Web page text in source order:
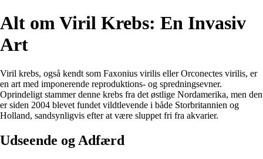
Alt om Viril Krebs: En Invasiv
Art
Viril krebs, også kendt som Faxonius virilis eller Orconectes virilis, er
en art med imponerende reproduktions- og spredningsevner.
Oprindeligt stammer denne krebs fra det østlige Nordamerika, men den
er siden 2004 blevet fundet vildtlevende i både Storbritannien og
Holland, sandsynligvis efter at være sluppet fri fra akvarier.
Udseende og Adfærd